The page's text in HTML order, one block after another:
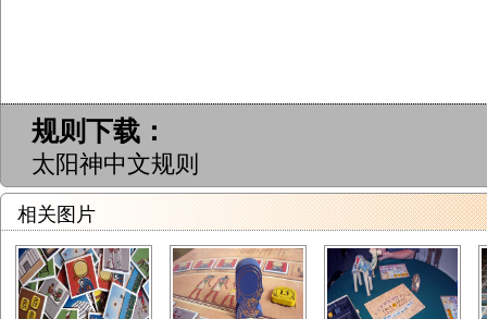
规则下载：
太阳神中文规则
相关图片